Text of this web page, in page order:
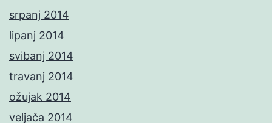
srpanj 2014
lipanj 2014
svibanj 2014
travanj 2014
ožujak 2014
veljača 2014